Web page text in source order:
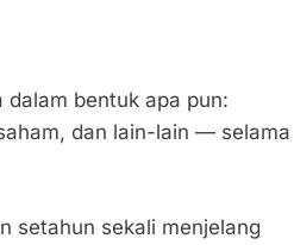
dalam bentuk apa pun:
dan lain-lain — selama
setahun sekali menjelang